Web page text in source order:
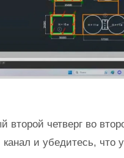
четверг во
и убедитесь, что